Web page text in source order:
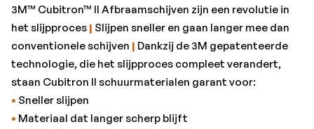
3M™ Cubitron™ II Afbraamschijven zijn een revolutie in
het slijpproces | Slijpen sneller en gaan langer mee dan
conventionele schijven | Dankzij de 3M gepatenteerde
technologie, die het slijpproces compleet verandert,
staan Cubitron II schuurmaterialen garant voor:
• Sneller slijpen
• Materiaal dat langer scherp blijft